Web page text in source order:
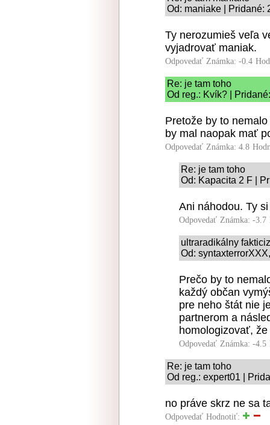
Od: maniake | Pridané:
Ty nerozumieš veľa
vyjadrovať maniak.
Odpovedať Známka: -0.4
Re: je tam toho
Od reg.: Kvík? |
Pretože by to
by mal naopak mať
Odpovedať Známka: 4.8
Re: je tam toho
Od: Kapacita 2 F |
Ani náhodou. Ty
Odpovedať Známka: -3.7
ultraradikálny
Od:
Prečo by to
každý občan
pre neho štát nie
partnerom a
homologizovať,
Odpovedať Známka: -4.5
Re: je tam toho
Od reg.: expert01 |
no práve skrz ne sa
Odpovedať Hodnotiť: